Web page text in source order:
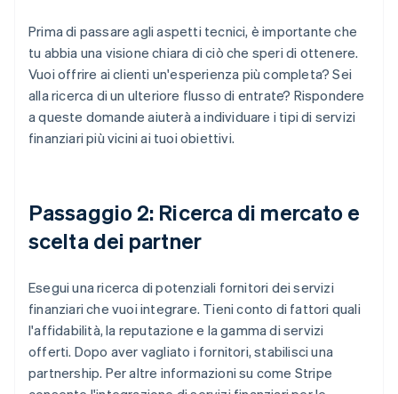
Prima di passare agli aspetti tecnici, è importante che
tu abbia una visione chiara di ciò che speri di ottenere.
Vuoi offrire ai clienti un'esperienza più completa? Sei
alla ricerca di un ulteriore flusso di entrate? Rispondere
a queste domande aiuterà a individuare i tipi di servizi
finanziari più vicini ai tuoi obiettivi.
Passaggio 2: Ricerca di mercato e
scelta dei partner
Esegui una ricerca di potenziali fornitori dei servizi
finanziari che vuoi integrare. Tieni conto di fattori quali
l'affidabilità, la reputazione e la gamma di servizi
offerti. Dopo aver vagliato i fornitori, stabilisci una
partnership. Per altre informazioni su come Stripe